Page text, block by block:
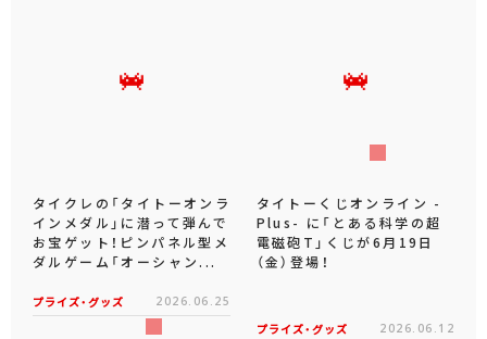
タイクレの「タイトーオンラ
インメダル」に潜って弾んで
お宝ゲット！ピンパネル型メ
ダルゲーム「オーシャン...
プライズ・グッズ 2026.06.25
タイトーくじオンライン -
Plus- に「とある科学の超
電磁砲T」くじが6月19日
（金）登場！
プライズ・グッズ 2026.06.12